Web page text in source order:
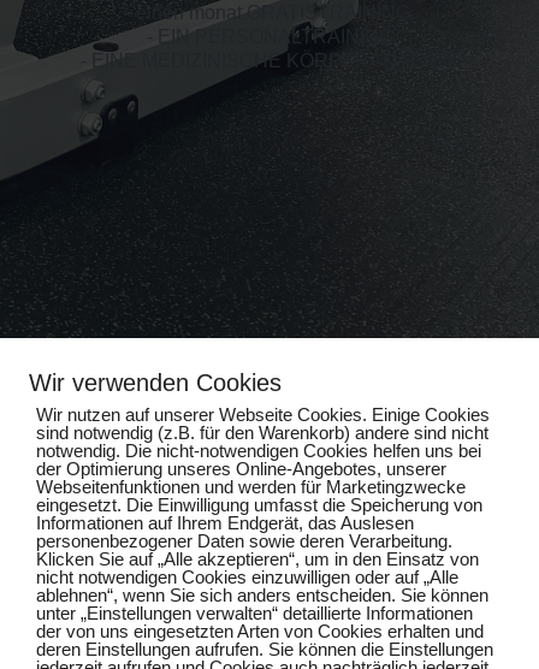
- einen monat GRATISTRAINING
- EIN PERSONALTRAINING
- EINE MEDIZINISCHE KÖRPERANALYSE
Impressum
Datenschutz
Wir verwenden Cookies
Wir nutzen auf unserer Webseite Cookies. Einige Cookies
sind notwendig (z.B. für den Warenkorb) andere sind nicht
notwendig. Die nicht-notwendigen Cookies helfen uns bei
der Optimierung unseres Online-Angebotes, unserer
Webseitenfunktionen und werden für Marketingzwecke
eingesetzt. Die Einwilligung umfasst die Speicherung von
Informationen auf Ihrem Endgerät, das Auslesen
personenbezogener Daten sowie deren Verarbeitung.
Klicken Sie auf „Alle akzeptieren“, um in den Einsatz von
nicht notwendigen Cookies einzuwilligen oder auf „Alle
ablehnen“, wenn Sie sich anders entscheiden. Sie können
unter „Einstellungen verwalten“ detaillierte Informationen
der von uns eingesetzten Arten von Cookies erhalten und
deren Einstellungen aufrufen. Sie können die Einstellungen